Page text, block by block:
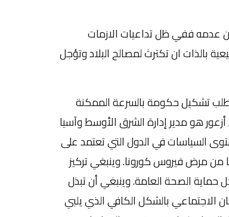
عدمه ففي ظل تداعيات الازمات
بالذات ان تكترث لمصالح البلاد وتؤجل
تشكيل حكومة بالسرعة الممكنة
أزعور هو مدير إدارة الشرق الأوسط وآسيا
السياسات في الدول التي تعتمد على
مرض فيروس كورونا. وينبغي تركيز
حماية الصحة العامة. وينبغي أن تبذل
الاجتماعي بالشكل الكافي الذي يلبي